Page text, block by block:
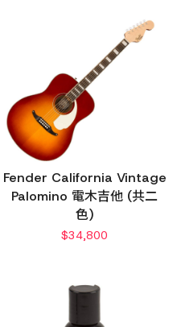
Fender California Vintage
Palomino 電木吉他 (共二
色)
$34,800